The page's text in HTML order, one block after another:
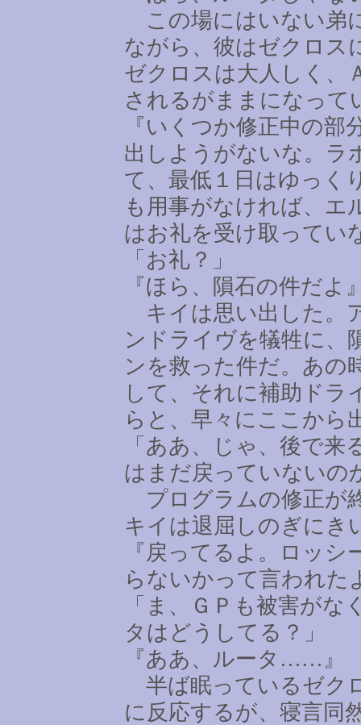
この場にはいない弟
ながら、彼はゼクロス
ゼクロスは大人しく、
されるがままになって
『いくつか修正中の
出しようがないな。ラ
て、最低１日はゆっく
も用事がなければ、エ
はお礼を受け取ってい
「お礼？」
『ほら、隕石の件だよ
キイは思い出した。
ンドライヴを犠牲に、
ンを救った件だ。あの
して、それに補助ドラ
らと、早々にここから
「ああ、じゃ、後で来
はまだ戻っていないの
プログラムの修正が
キイは退屈しのぎにき
『戻ってるよ。ロッ
らないかって言われた
「ま、ＧＰも被害がな
タはどうしてる？」
『ああ、ルータ …… 』
半ば眠っているゼク
に反応するが、寝言同